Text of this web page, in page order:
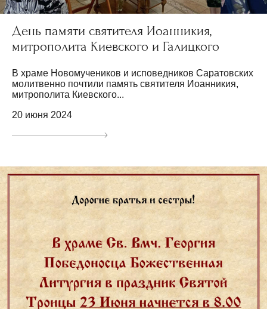
День памяти святителя Иоанникия,
митрополита Киевского и Галицкого
В храме Новомучеников и исповедников Саратовских
молитвенно почтили память святителя Иоанникия,
митрополита Киевского...
20 июня 2024